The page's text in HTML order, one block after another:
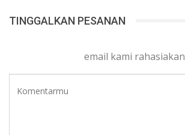
TINGGALKAN PESANAN
email kami rahasiakan